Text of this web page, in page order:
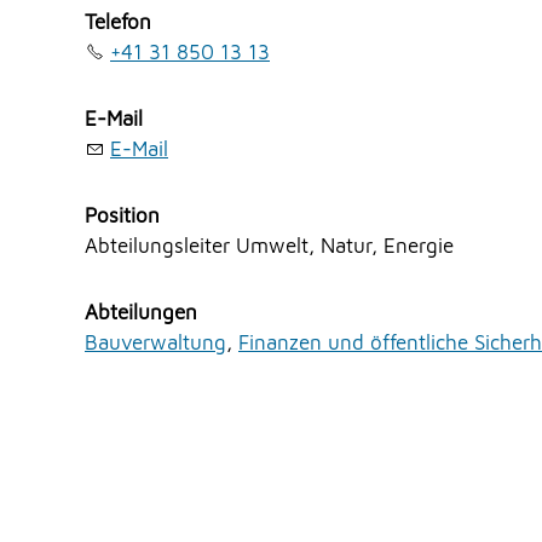
Telefon
+41 31 850 13 13
E-Mail
E-Mail
Position
Abteilungsleiter Umwelt, Natur, Energie
Abteilungen
Bauverwaltung, Finanzen und öffentliche